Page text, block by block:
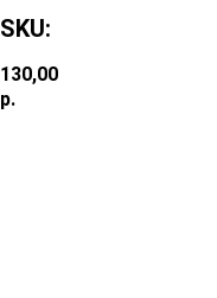
SKU:
130,00
р.